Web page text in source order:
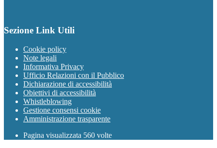
Sezione Link Utili
Cookie policy
Note legali
Informativa Privacy
Ufficio Relazioni con il Pubblico
Dichiarazione di accessibilità
Obiettivi di accessibilità
Whistleblowing
Gestione consensi cookie
Amministrazione trasparente
Pagina visualizzata 560 volte